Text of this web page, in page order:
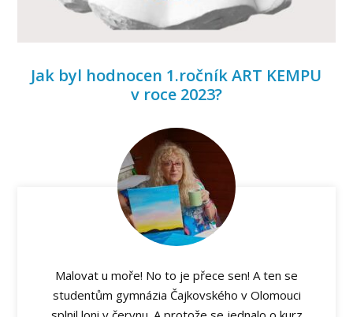
Jak byl hodnocen 1.ročník ART KEMPU
v roce 2023?
Malovat u moře! No to je přece sen! A ten se
studentům gymnázia Čajkovského v Olomouci